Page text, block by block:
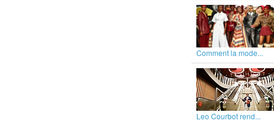
Comment la mode...
Leo Courbot rend...